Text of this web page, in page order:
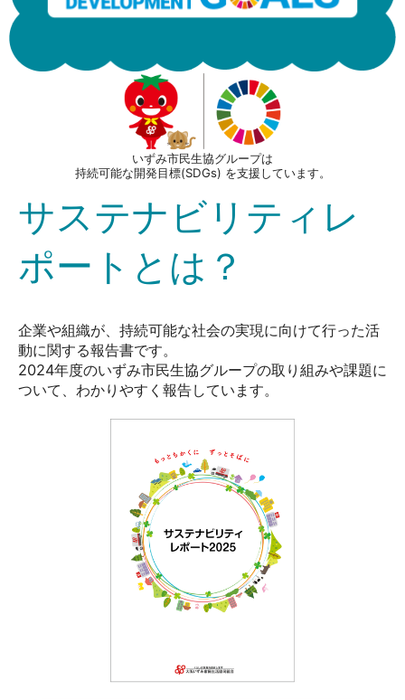
いずみ市民生協グループは
持続可能な開発目標(SDGs) を支援しています。
サステナビリティレ
ポートとは？
企業や組織が、持続可能な社会の実現に向けて行った活
動に関する報告書です。
2024年度のいずみ市民生協グループの取り組みや課題に
ついて、わかりやすく報告しています。